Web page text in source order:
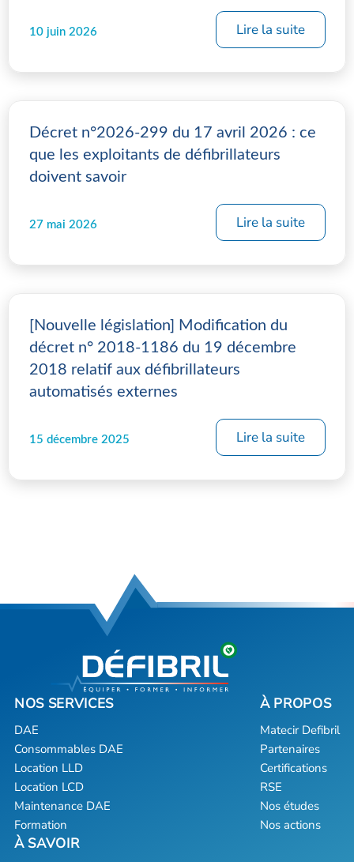
10 juin 2026 Lire la suite
Décret n°2026-299 du 17 avril 2026 : ce
que les exploitants de défibrillateurs
doivent savoir
27 mai 2026 Lire la suite
[Nouvelle législation] Modification du
décret n° 2018-1186 du 19 décembre
2018 relatif aux défibrillateurs
automatisés externes
15 décembre 2025 Lire la suite
DAE
Consommables DAE
Location LLD
Location LCD
Maintenance DAE
Formation
Matecir Defibril
Partenaires
Certifications
RSE
Nos études
Nos actions